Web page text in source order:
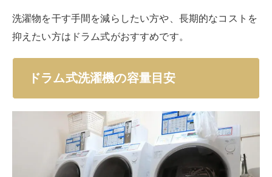
ドラム式洗濯機を選ぶ際の容量に関する基本的な目安と
1人当たり約1.5kgという数値があります。
これに暮らしている人数を掛けて算出されるのが一般的